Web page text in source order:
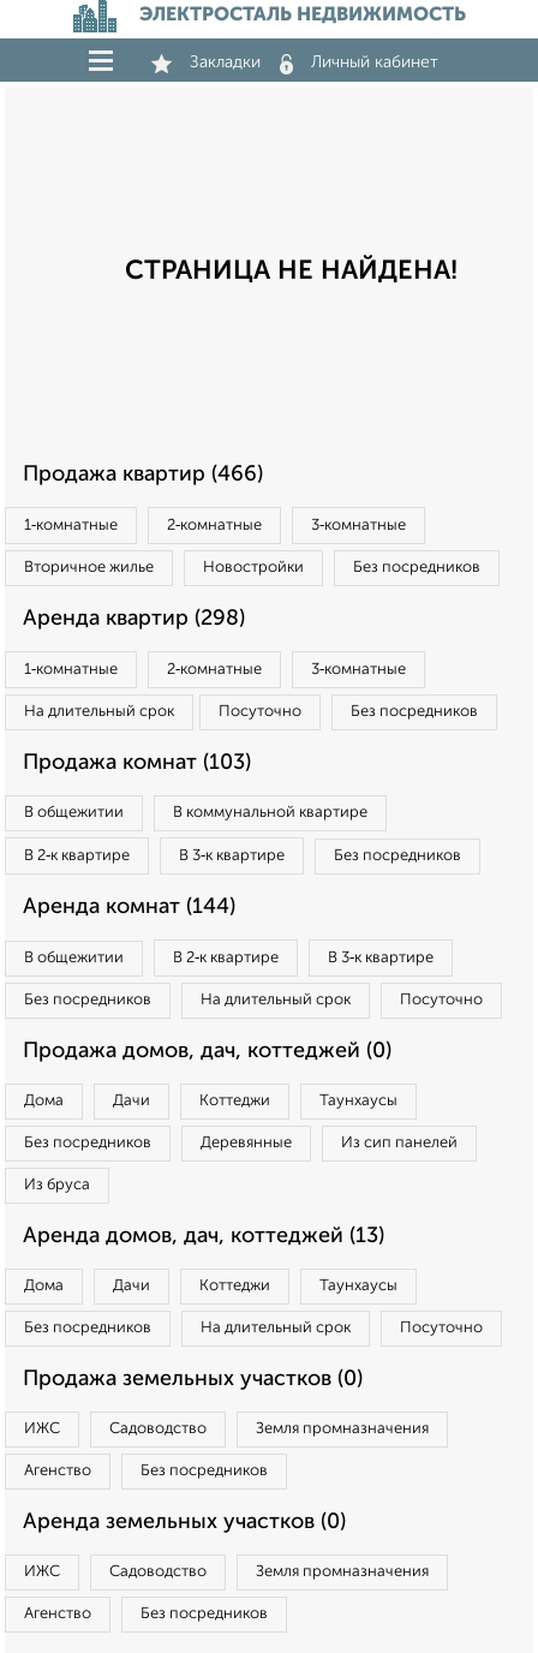
ЭЛЕКТРОСТАЛЬ НЕДВИЖИМОСТЬ
Закладки Личный кабинет
СТРАНИЦА НЕ НАЙДЕНА!
Продажа квартир (466)
1‑комнатные 2‑комнатные 3‑комнатные
Вторичное жилье Новостройки Без посредников
Аренда квартир (298)
1‑комнатные 2‑комнатные 3‑комнатные
На длительный срок Посуточно Без посредников
Продажа комнат (103)
В общежитии В коммунальной квартире
В 2‑к квартире В 3‑к квартире Без посредников
Аренда комнат (144)
В общежитии В 2‑к квартире В 3‑к квартире
Без посредников На длительный срок Посуточно
Продажа домов, дач, коттеджей (0)
Дома Дачи Коттеджи Таунхаусы
Без посредников Деревянные Из сип панелей
Из бруса
Аренда домов, дач, коттеджей (13)
Дома Дачи Коттеджи Таунхаусы
Без посредников На длительный срок Посуточно
Продажа земельных участков (0)
ИЖС Садоводство Земля промназначения
Агенство Без посредников
Аренда земельных участков (0)
ИЖС Садоводство Земля промназначения
Агенство Без посредников